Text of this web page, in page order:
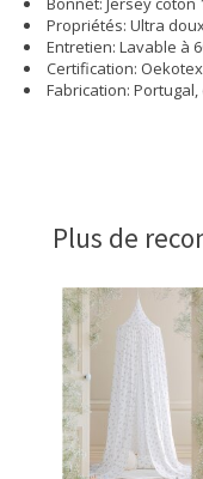
Propriétés: Ultra
Entretien: Lavable à
Certification: Oekotex
Fabrication:
Plus de
Articles du